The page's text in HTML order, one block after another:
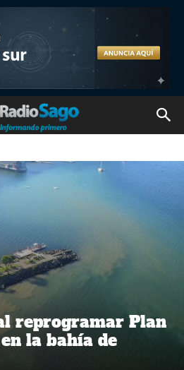
reprogramar Plan
la bahía de